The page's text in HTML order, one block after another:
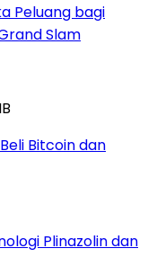
Peluang bagi
Slam
Bitcoin dan
Plinazolin dan